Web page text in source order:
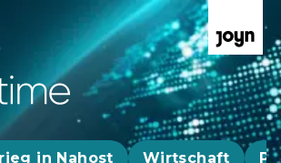
in Nahost Wirtschaft